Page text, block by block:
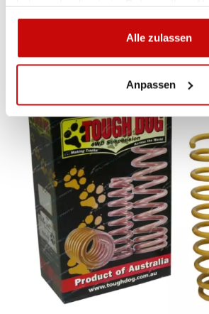
gesammelt haben.
Alle zulassen
Anpassen
Nicht auf Lager